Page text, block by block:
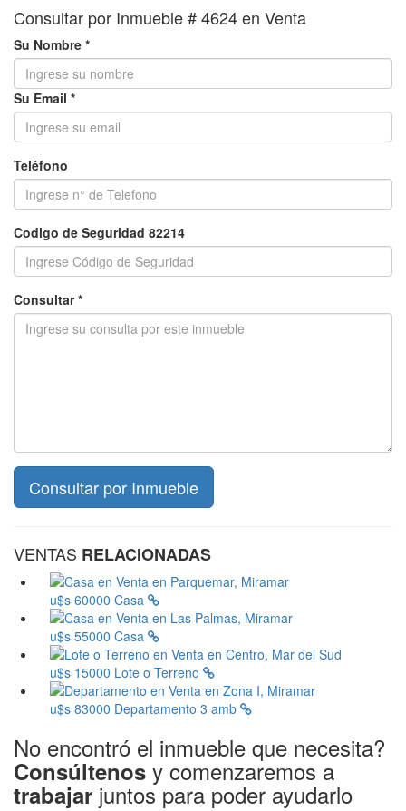
Consultar por Inmueble # 4624 en Venta
Su Nombre *
Su Email *
Teléfono
Codigo de Seguridad 82214
Consultar *
VENTAS RELACIONADAS
u$s 60000 Casa
u$s 55000 Casa
u$s 15000 Lote o Terreno
u$s 83000 Departamento 3 amb
No encontró el inmueble que necesita?
Consúltenos y comenzaremos a
trabajar juntos para poder ayudarlo